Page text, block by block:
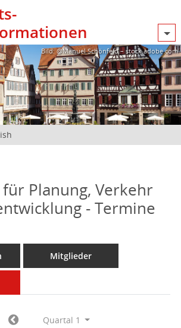
Bild: @Manuel Schönfeld – stock.adobe.com
für Planung, Verkehr
- Termine
Mitglieder
Quartal 1